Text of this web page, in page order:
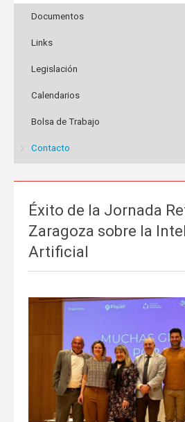
Documentos
Links
Legislación
Calendarios
Bolsa de Trabajo
Contacto
⁠Éxito de la Jornada
Zaragoza sobre la
Artificial